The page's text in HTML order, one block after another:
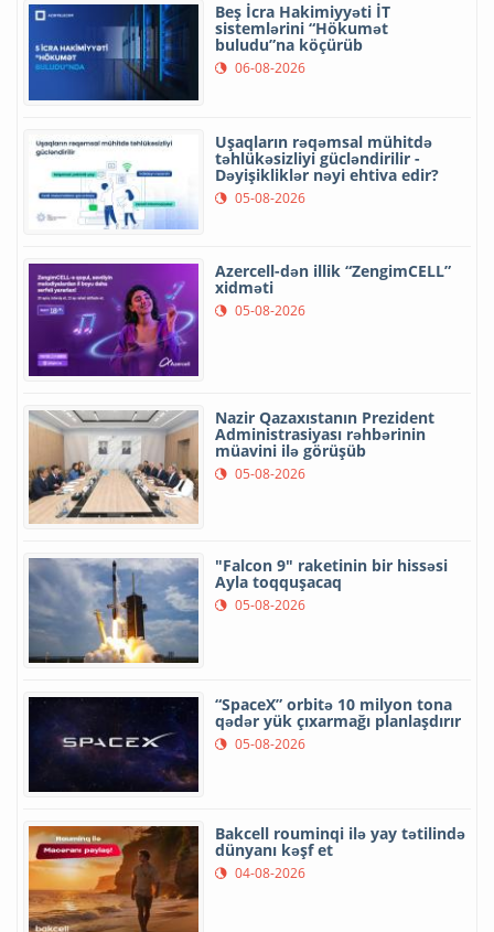
Beş İcra Hakimiyyəti İT
sistemlərini “Hökumət
buludu”na köçürüb
06-08-2026
Uşaqların rəqəmsal mühitdə
təhlükəsizliyi gücləndirilir -
Dəyişikliklər nəyi ehtiva edir?
05-08-2026
Azercell-dən illik “ZengimCELL”
xidməti
05-08-2026
Nazir Qazaxıstanın Prezident
Administrasiyası rəhbərinin
müavini ilə görüşüb
05-08-2026
"Falcon 9" raketinin bir hissəsi
Ayla toqquşacaq
05-08-2026
“SpaceX” orbitə 10 milyon tona
qədər yük çıxarmağı planlaşdırır
05-08-2026
Bakcell rouminqi ilə yay tətilində
dünyanı kəşf et
04-08-2026